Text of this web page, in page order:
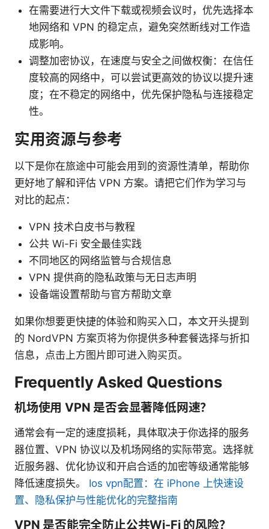
在需要进行大文件下载或视频会议时，优先选择本
地网络和 VPN 的稳定点，避免突然断线对工作造
成影响。
调整加密协议，在速度与安全之间做权衡：在信任
度较高的网络中，可以尝试更高效的协议以提升速
度；在不稳定的网络中，优先保护隐私与连接稳定
性。
实用资源与参考
以下是你在旅途中可能会用到的资源性清单，帮助你
更好地了解和评估 VPN 方案。请把它们作为学习与
对比的起点：
VPN 技术白皮书与教程
公共 Wi-Fi 安全最佳实践
不同地区的网络监管与合规信息
VPN 提供商的隐私政策与无日志声明
设备端设置帮助与官方帮助文章
如果你想要更快捷的体验和购买入口，本文开头提到
的 NordVPN 方案页将为你提供多种套餐选择与折扣
信息，点击上方图片即可进入购买页。
Frequently Asked Questions
机场使用 VPN 是否会显著降低网速？
通常会有一定的速度损耗，具体取决于你选择的服务
器位置、VPN 协议以及机场网络的实际带宽。选择就
近服务器、优化协议和开启合适的加密等级通常能够
降低速度损失。 Ios vpn配置：在 iPhone 上快速设
置、隐私保护与性能优化的完整指南
VPN 是否能完全防止公共Wi-Fi 的风险？